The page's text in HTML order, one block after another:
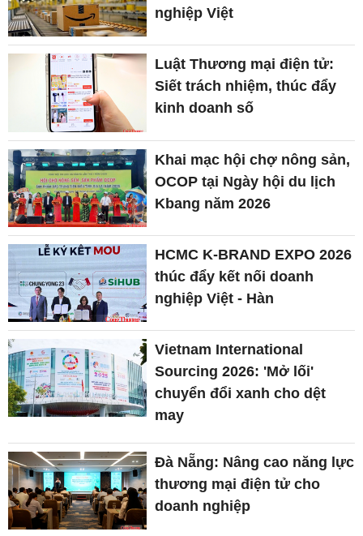
nghiệp Việt
Luật Thương mại điện tử:
Siết trách nhiệm, thúc đẩy
kinh doanh số
Khai mạc hội chợ nông sản,
OCOP tại Ngày hội du lịch
Kbang năm 2026
HCMC K-BRAND EXPO 2026
thúc đẩy kết nối doanh
nghiệp Việt - Hàn
Vietnam International
Sourcing 2026: 'Mở lối'
chuyển đổi xanh cho dệt
may
Đà Nẵng: Nâng cao năng lực
thương mại điện tử cho
doanh nghiệp